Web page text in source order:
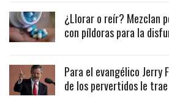
¿Llorar o reír? Mezclan
con píldoras para la
Para el evangélico Jerry
de los pervertidos le